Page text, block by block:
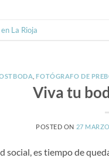
La Rioja
,FOTÓGRAFO DE
Viva tu
POSTED ON 27
social, es tiempo de